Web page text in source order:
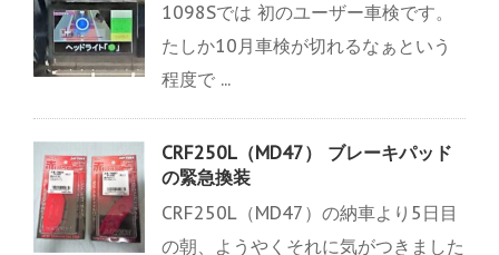
1098Sでは 初のユーザー車検です。
たしか10月車検が切れるなぁという
程度で ...
CRF250L（MD47） ブレーキパッド
の緊急換装
CRF250L（MD47）の納車より5日目
の朝、ようやくそれに気がつきました